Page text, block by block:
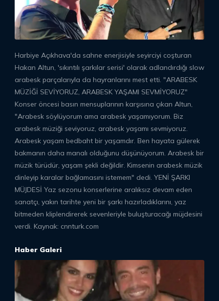
Harbiye Açıkhava'da sahne enerjisiyle seyirciyi coşturan
Hakan Altun, 'sıkıntılı şarkılar serisi' olarak adlandırdığı slow
arabesk parçalarıyla da hayranlarını mest etti. "ARABESK
MÜZİĞİ SEVİYORUZ, ARABESK YAŞAMI SEVMİYORUZ"
Konser öncesi basın mensuplarının karşısına çıkan Altun,
"Arabesk söylüyorum ama arabesk yaşamıyorum. Biz
arabesk müziği seviyoruz, arabesk yaşamı sevmiyoruz.
Arabesk yaşam bedbaht bir yaşamdır. Ben hayata gülerek
bakmanın daha manalı olduğunu düşünüyorum. Arabesk bir
müzik türüdür, yaşam şekli değildir. Kimsenin arabesk müzik
dinleyip karalar bağlamasını istemem" dedi. YENİ ŞARKI
MÜJDESİ Yaz sezonu konserlerine aralıksız devam eden
sanatçı, yakın tarihte yeni bir şarkı hazırladıklarını, yaz
bitmeden kliplendirerek sevenleriyle buluşturacağı müjdesini
verdi. Kaynak: cnnturk.com
Haber Galeri